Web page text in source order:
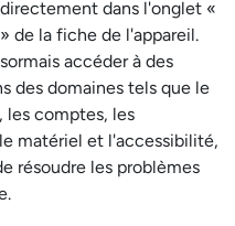
dans l'onglet «
de la fiche de l'appareil.
accéder à des
des domaines tels que le
les comptes, les
matériel et l'accessibilité,
résoudre les problèmes